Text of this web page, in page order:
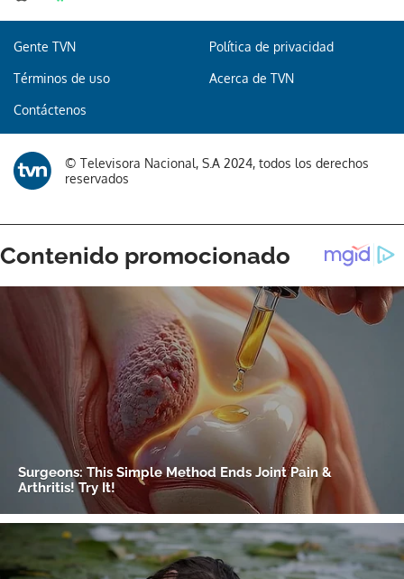
Gente TVN Política de privacidad
Términos de uso Acerca de TVN
Contáctenos
© Televisora Nacional, S.A 2024, todos los derechos
reservados